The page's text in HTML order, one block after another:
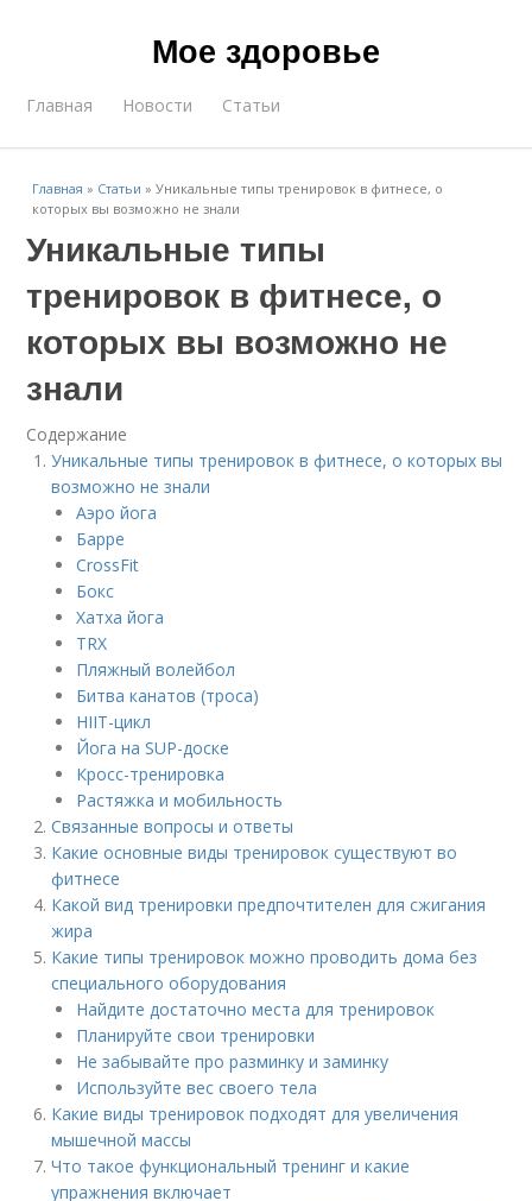
Мое здоровье
Главная Новости Статьи
Главная » Статьи »Уникальные типы тренировок в фитнесе, о
которых вы возможно не знали
Уникальные типы
тренировок в фитнесе, о
которых вы возможно не
знали
Содержание
Уникальные типы тренировок в фитнесе, о которых вы
возможно не знали
Аэро йога
Барре
CrossFit
Бокс
Хатха йога
TRX
Пляжный волейбол
Битва канатов (троса)
HIIT-цикл
Йога на SUP-доске
Кросс-тренировка
Растяжка и мобильность
Связанные вопросы и ответы
Какие основные виды тренировок существуют во
фитнесе
Какой вид тренировки предпочтителен для сжигания
жира
Какие типы тренировок можно проводить дома без
специального оборудования
Найдите достаточно места для тренировок
Планируйте свои тренировки
Не забывайте про разминку и заминку
Используйте вес своего тела
Какие виды тренировок подходят для увеличения
мышечной массы
Что такое функциональный тренинг и какие
упражнения включает